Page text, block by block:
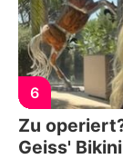
6
Zu
Geiss'